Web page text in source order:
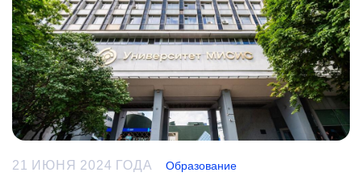
21 ИЮНЯ 2024 ГОДА Образование